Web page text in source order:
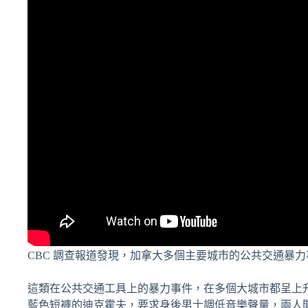
CBC 調查報道發現，加拿大多個主要城市的公共交通暴
這類在公共交通工具上的暴力事件，在多個大城市都呈
藍色短褲的迪克霍夫，要求身後男士調低音樂聲量，兩